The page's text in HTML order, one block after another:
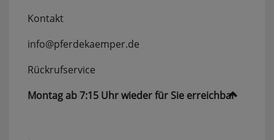
Kontakt
info@pferdekaemper.de
Rückrufservice
Montag ab 7:15 Uhr wieder für Sie erreichbar